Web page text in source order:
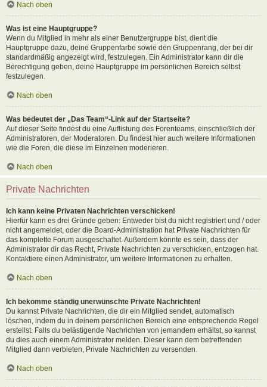
Nach oben
Was ist eine Hauptgruppe?
Wenn du Mitglied in mehr als einer Benutzergruppe bist, dient die
Hauptgruppe dazu, deine Gruppenfarbe sowie den Gruppenrang, der bei dir
standardmäßig angezeigt wird, festzulegen. Ein Administrator kann dir die
Berechtigung geben, deine Hauptgruppe im persönlichen Bereich selbst
festzulegen.
Nach oben
Was bedeutet der „Das Team“-Link auf der Startseite?
Auf dieser Seite findest du eine Auflistung des Forenteams, einschließlich der
Administratoren, der Moderatoren. Du findest hier auch weitere Informationen
wie die Foren, die diese im Einzelnen moderieren.
Nach oben
Private Nachrichten
Ich kann keine Privaten Nachrichten verschicken!
Hierfür kann es drei Gründe geben: Entweder bist du nicht registriert und / oder
nicht angemeldet, oder die Board-Administration hat Private Nachrichten für
das komplette Forum ausgeschaltet. Außerdem könnte es sein, dass der
Administrator dir das Recht, Private Nachrichten zu verschicken, entzogen hat.
Kontaktiere einen Administrator, um weitere Informationen zu erhalten.
Nach oben
Ich bekomme ständig unerwünschte Private Nachrichten!
Du kannst Private Nachrichten, die dir ein Mitglied sendet, automatisch
löschen, indem du in deinem persönlichen Bereich eine entsprechende Regel
erstellst. Falls du belästigende Nachrichten von jemandem erhältst, so kannst
du dies auch einem Administrator melden. Dieser kann dem betreffenden
Mitglied dann verbieten, Private Nachrichten zu versenden.
Nach oben